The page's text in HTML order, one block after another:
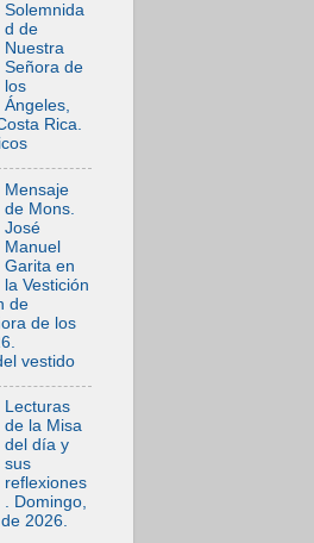
Solemnida
d de
Nuestra
Señora de
los
Ángeles,
Rica.
Mensaje
de Mons.
José
Manuel
Garita en
la Vestición
de
de los
vestido
Lecturas
de la Misa
del día y
sus
reflexiones
. Domingo,
2026.